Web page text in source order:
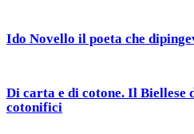
Ido Novello il poeta che
Di carta e di cotone. Il Biellese
cotonifici